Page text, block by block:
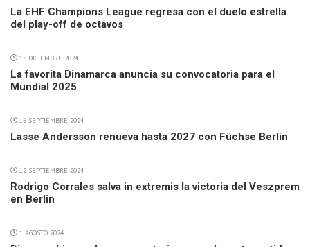
La EHF Champions League regresa con el duelo estrella
del play-off de octavos
18 DICIEMBRE 2024
La favorita Dinamarca anuncia su convocatoria para el
Mundial 2025
16 SEPTIEMBRE 2024
Lasse Andersson renueva hasta 2027 con Füchse Berlin
12 SEPTIEMBRE 2024
Rodrigo Corrales salva in extremis la victoria del Veszprem
en Berlin
1 AGOSTO 2024